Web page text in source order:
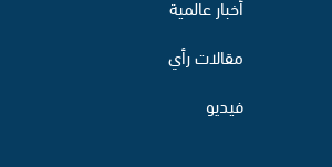
أخبار عالمية
مقالات رأي
فيديو